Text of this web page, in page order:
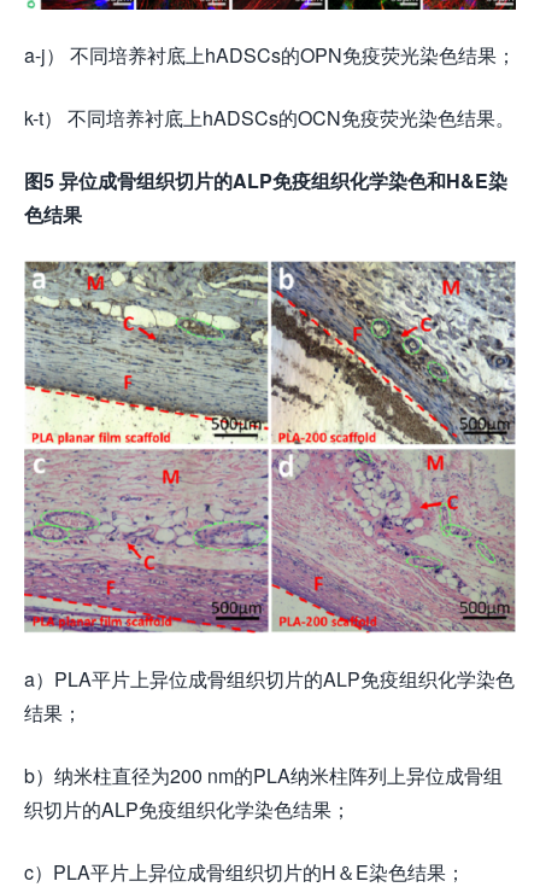
a-j） 不同培养衬底上hADSCs的OPN免疫荧光染色结果；
k-t） 不同培养衬底上hADSCs的OCN免疫荧光染色结果。
图5 异位成骨组织切片的ALP免疫组织化学染色和H&E染
色结果
a）PLA平片上异位成骨组织切片的ALP免疫组织化学染色
结果；
b）纳米柱直径为200 nm的PLA纳米柱阵列上异位成骨组
织切片的ALP免疫组织化学染色结果；
c）PLA平片上异位成骨组织切片的H＆E染色结果；